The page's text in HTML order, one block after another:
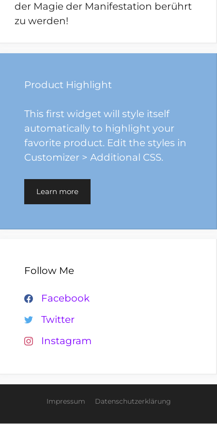
der Magie der Manifestation berührt
zu werden!
Product Highlight
This first widget will style itself
automatically to highlight your
favorite product. Edit the styles in
Customizer > Additional CSS.
Learn more
Follow Me
Facebook
Twitter
Instagram
Impressum Datenschutzerklärung